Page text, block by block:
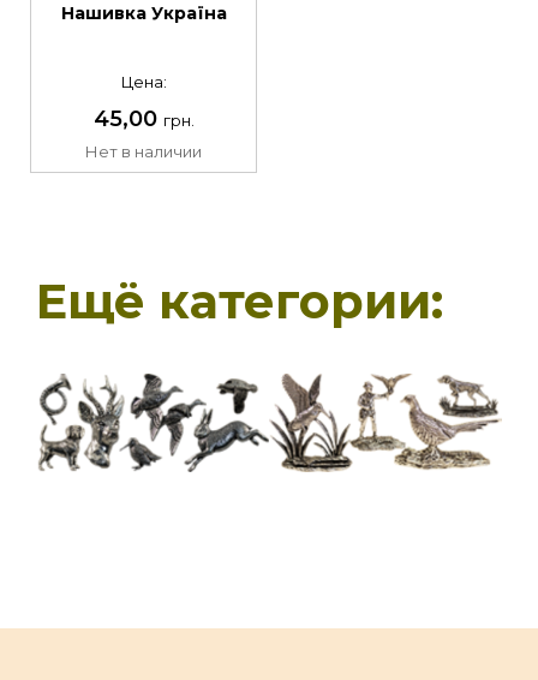
Нашивка Україна
Цена:
45,00 грн.
Нет в наличии
Ещё категории: